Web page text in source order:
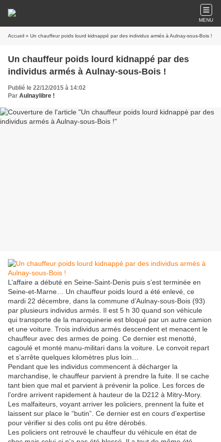
MENU
Accueil » Un chauffeur poids lourd kidnappé par des individus armés à Aulnay-sous-Bois !
Un chauffeur poids lourd kidnappé par des
individus armés à Aulnay-sous-Bois !
Publié le 22/12/2015 à 14:02
Par Aulnaylibre !
L’affaire a débuté en Seine-Saint-Denis puis s’est terminée en
Seine-et-Marne… Un chauffeur poids lourd a été enlevé, ce
mardi 22 décembre, dans la commune d’Aulnay-sous-Bois (93)
par plusieurs individus armés. Il est 5 h 30 quand son véhicule
qui transporte de la maroquinerie est bloqué par un autre camion
et une voiture. Trois individus armés descendent et menacent le
chauffeur avec des armes de poing. Ce dernier est menotté,
cagoulé et monté manu-militari dans la voiture. Le convoit repart
et s’arrête quelques kilomètres plus loin…
Pendant que les individus commencent à décharger la
marchandise, le chauffeur parvient à prendre la fuite. Il se cache
tant bien que mal et parvient à prévenir la police. Les forces de
l’ordre arrivent rapidement à hauteur de la D212 à Mitry-Mory.
Les malfaiteurs, voyant arriver les policiers, prennent la fuite et
laissent sur place le “butin”. Ce dernier est en cours d’expertise
pour vérifier si des colis ont pu être dérobés.
Les policiers ont retrouvé le chauffeur du véhicule en état de